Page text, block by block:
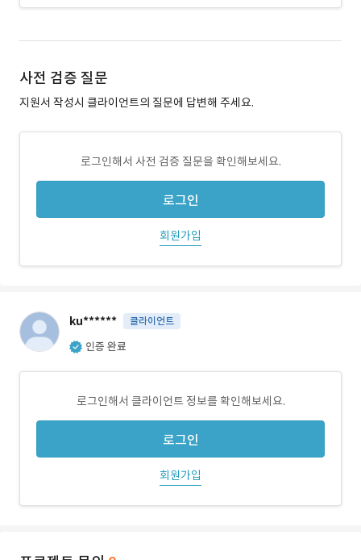
사전 검증 질문
지원서 작성시 클라이언트의 질문에 답변해 주세요.
로그인해서 사전 검증 질문을 확인해보세요.
로그인
회원가입
ku****** 클라이언트
인증 완료
로그인해서 클라이언트 정보를 확인해보세요.
로그인
회원가입